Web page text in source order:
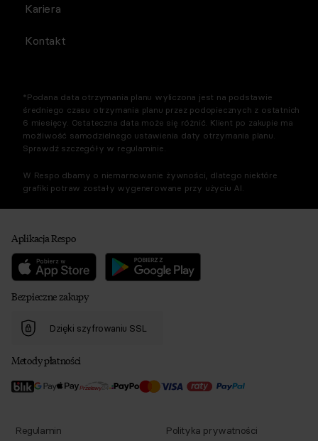
Kariera
Kontakt
*Podana data otrzymania planu wyliczona jest na podstawie
średniego czasu otrzymania planu przez podopiecznych z ostatnich
6 miesięcy. Ostateczna data może się różnić. Klient po zakupie ma
możliwość samodzielnego ustawienia daty otrzymania planu.
Sprawdź szczegóły w regulaminie.
W Respo dbamy o niemarnowanie żywności, dlatego niektóre
grafiki potraw zostały wygenerowane przy użyciu AI.
Aplikacja Respo
Bezpieczne zakupy
Dzięki szyfrowaniu SSL
Metody płatności
Regulamin Polityka prywatności